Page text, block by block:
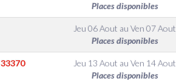
Places disponibles
Jeu 06 Aout au Ven 07 Aout
Places disponibles
33370 Jeu 13 Aout au Ven 14 Aout
Places disponibles